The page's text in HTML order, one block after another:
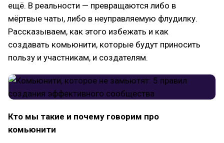
ещё. В реальности — превращаются либо в
мёртвые чаты, либо в неуправляемую флудилку.
Рассказываем, как этого избежать и как
создавать комьюнити, которые будут приносить
пользу и участникам, и создателям.
Кто мы такие и почему говорим про
комьюнити